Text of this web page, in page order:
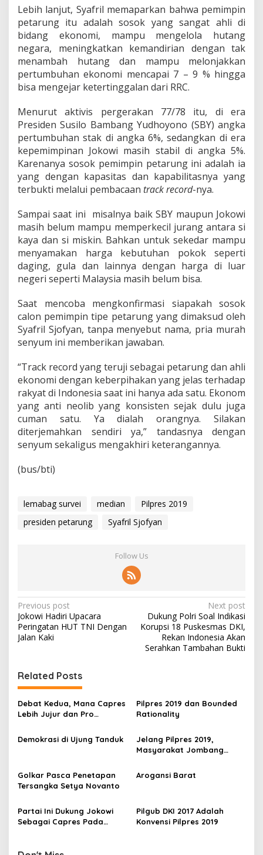
t
i
N
o
l
i
b
Lebih lanjut, Syafril memaparkan bahwa pemimpin
petarung itu adalah sosok yang sangat ahli di
bidang ekonomi, mampu mengelola hutang
negara, meningkatkan kemandirian dengan tak
menambah hutang dan mampu melonjakkan
pertumbuhan ekonomi mencapai 7 – 9 % hingga
bisa mengejar ketertinggalan dari RRC.
Menurut aktivis pergerakan 77/78 itu, di era
Presiden Susilo Bambang Yudhoyono (SBY) angka
pertumbuhan stak di angka 6%, sedangkan di era
kepemimpinan Jokowi masih stabil di angka 5%.
Karenanya sosok pemimpin petarung ini adalah ia
yang dengan kapasitas dan kapabilitasnya yang
terbukti melalui pembacaan track record-nya.
Sampai saat ini misalnya baik SBY maupun Jokowi
masih belum mampu memperkecil jurang antara si
kaya dan si miskin. Bahkan untuk sekedar mampu
menyamakan harga kebutuhan pokok seperti
daging, gula dan lainnya dengan harga di luar
negeri seperti Malaysia masih belum bisa.
Saat mencoba mengkonfirmasi siapakah sosok
calon pemimpin tipe petarung yang dimaksud oleh
Syafril Sjofyan, tanpa menyebut nama, pria murah
senyum ini memberikan jawaban.
“Track record yang teruji sebagai petarung dan ahli
ekonomi dengan keberpihakan yang jelas terhadap
rakyat di Indonesia saat ini hanya ada satu. Ekonom
yang anti neolib yang konsisten sejak dulu juga
cuman satu. Ya dialah orangnya. Silakan
diterjemahkan sendiri ya,” tandasnya dengan
senyum sekaligus mengakhiri keterangannya.
(bus/bti)
lemabag survei median
Pilpres 2019
presiden petarung
Syafril Sjofyan
Follow Us
P
o
s
n
a
v
g
t
i
o
n
Previous post
Jokowi Hadiri Upacara
Peringatan HUT TNI Dengan
Jalan Kaki
Next post
Dukung Polri Soal Indikasi
Korupsi 18 Puskesmas DKI,
Rekan Indonesia Akan
Serahkan Tambahan Bukti
Related Posts
Debat Kedua, Mana Capres
Lebih Jujur dan Pro
Pilpres 2019 dan Bounded
Rationality
Demokrasi di Ujung Tanduk
Jelang Pilpres 2019,
Masyarakat Jombang
Yusril Ihza Mahendra
Golkar Pasca Penetapan
Tersangka Setya Novanto
Arogansi Barat
Partai Ini Dukung Jokowi
Sebagai Capres Pada
Pilgub DKI 2017 Adalah
Konvensi Pilpres 2019